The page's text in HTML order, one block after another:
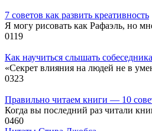
7 советов как развить креативность
Я могу рисовать как Рафаэль, но
0119
Как научиться слышать собеседника
«Секрет влияния на людей не в
0323
Правильно читаем книги — 10
Когда вы последний раз читали
0460